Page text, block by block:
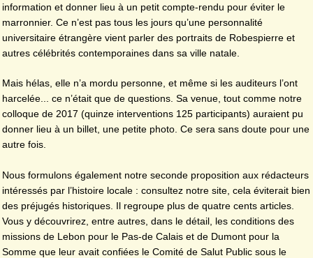
information et donner lieu à un petit compte-rendu pour éviter le
marronnier. Ce n’est pas tous les jours qu’une personnalité
universitaire étrangère vient parler des portraits de Robespierre et
autres célébrités contemporaines dans sa ville natale.
Mais hélas, elle n’a mordu personne, et même si les auditeurs l’ont
harcelée... ce n’était que de questions. Sa venue, tout comme notre
colloque de 2017 (quinze interventions 125 participants) auraient pu
donner lieu à un billet, une petite photo. Ce sera sans doute pour une
autre fois.
Nous formulons également notre seconde proposition aux rédacteurs
intéressés par l’histoire locale : consultez notre site, cela éviterait bien
des préjugés historiques. Il regroupe plus de quatre cents articles.
Vous y découvrirez, entre autres, dans le détail, les conditions des
missions de Lebon pour le Pas-de Calais et de Dumont pour la
Somme que leur avait confiées le Comité de Salut Public sous le